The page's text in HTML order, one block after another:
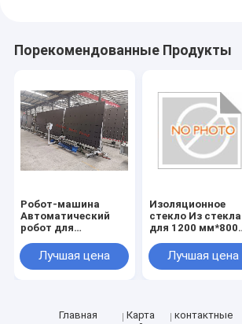
Порекомендованные Продукты
Робот-машина
Автоматический
робот для
с напряжением 220
В
Лучшая цена
Изоляционное
стекло Из стекла
для 1200 мм*800
по требованиям
клиента
Лучшая цена
Главная
Карта
контактные